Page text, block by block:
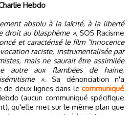
Hebdo
absolu à la laïcité, à la liberté
droit au blasphème », SOS Racisme
et caractérisé le film "Innocence
raciste, instrumentalisée par
mais ne saurait être assimilée
autre aux flambées de haine,
». Sa dénonciation n'a
deux lignes dans le communiqué
(aucun communiqué spécifique
qu'elle met sur le même plan que